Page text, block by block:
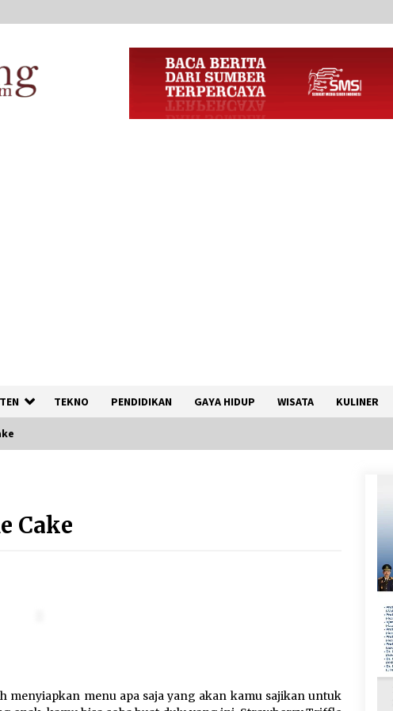
TEKNO PENDIDIKAN GAYA HIDUP WISATA KULINER
Kemenpar Turut Perkuat
Cake
menyiapkan menu apa saja yang akan kamu sajikan untuk